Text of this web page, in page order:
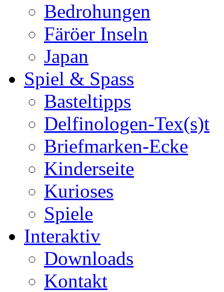
Bedrohungen
Färöer Inseln
Japan
Spiel & Spass
Basteltipps
Delfinologen-Tex(s)t
Briefmarken-Ecke
Kinderseite
Kurioses
Spiele
Interaktiv
Downloads
Kontakt